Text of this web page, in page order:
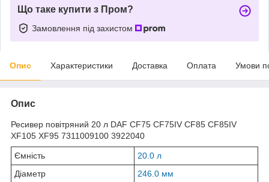
Що таке купити з Пром?
Замовлення під захистом
Опис Характеристики Доставка Оплата Умови
Опис
Ресивер повітряний 20 л DAF CF75 CF75IV CF85 CF85IV
XF105 XF95 7311009100 3922040
Ємність
20.0 л
Діаметр
246.0 мм